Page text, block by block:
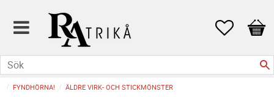
Favoriter
FYNDHÖRNA! ÄLDRE VIRK- OCH STICKMÖNSTER